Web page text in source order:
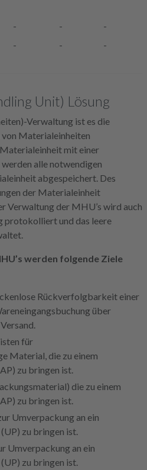
- -
-
- - -
Unit) Lösung
Verwaltung ist es die
Materialeinheiten
mit einer
alle notwendigen
abgespeichert. Des
der Materialeinheit
der MHU’s wird auch
protokolliert und das leere
werden folgende Ziele
Rückverfolgbarkeit einer
über
für
Material, die zu einem
zu bringen ist.
die zu einem
zu bringen ist.
Umverpackung an ein
zu bringen ist.
Umverpackung an ein
zu bringen ist.